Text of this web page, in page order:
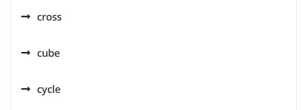
cross
cube
cycle